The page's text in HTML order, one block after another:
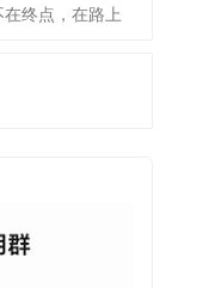
终点，在路上